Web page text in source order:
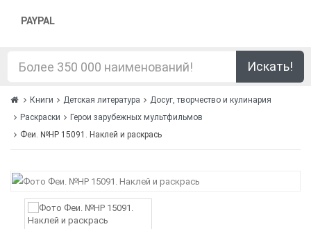
PAYPAL
Искать!
Книги Детская литература
Досуг, творчество и кулинария
Раскраски
Герои зарубежных мультфильмов
Феи. №НР 15091. Наклей и раскрась